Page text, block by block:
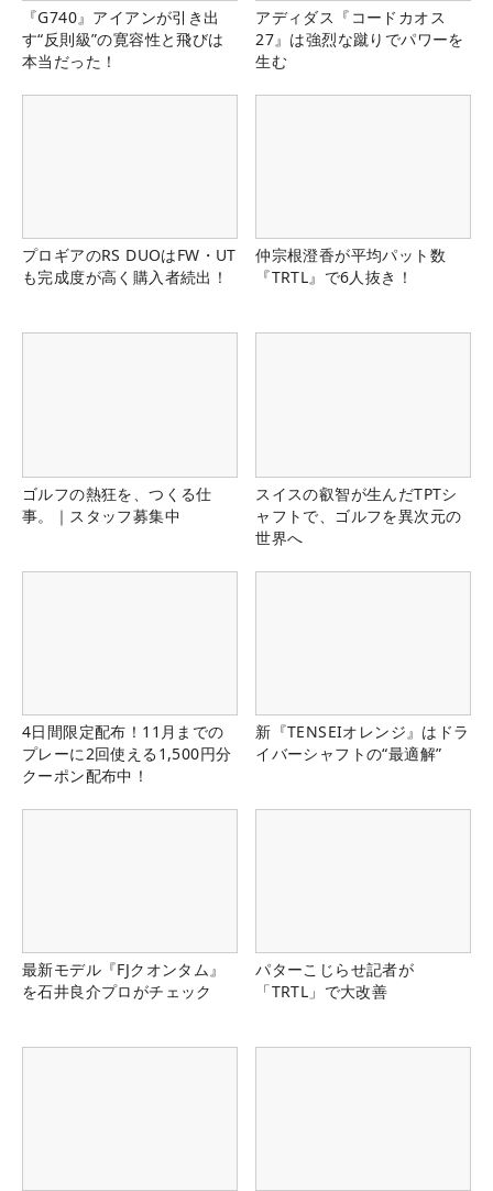
『G740』アイアンが引き出
す“反則級”の寛容性と飛びは
本当だった！
アディダス『コードカオス
27』は強烈な蹴りでパワーを
生む
プロギアのRS DUOはFW・UT
も完成度が高く購入者続出！
仲宗根澄香が平均パット数
『TRTL』で6人抜き！
ゴルフの熱狂を、つくる仕
事。｜スタッフ募集中
スイスの叡智が生んだTPTシ
ャフトで、ゴルフを異次元の
世界へ
4日間限定配布！11月までの
プレーに2回使える1,500円分
クーポン配布中！
新『TENSEIオレンジ』はドラ
イバーシャフトの“最適解”
最新モデル『FJクオンタム』
を石井良介プロがチェック
パターこじらせ記者が
「TRTL」で大改善